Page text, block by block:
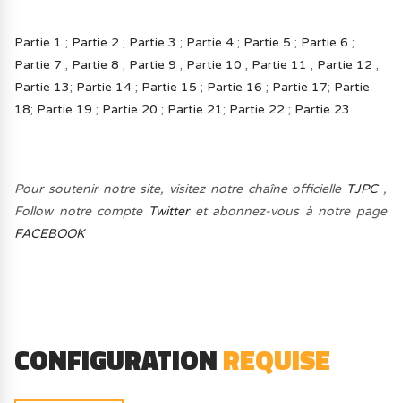
Partie 1 ; Partie 2 ; Partie 3 ; Partie 4 ; Partie 5 ; Partie 6 ;
Partie 7 ; Partie 8 ; Partie 9 ; Partie 10 ; Partie 11 ; Partie 12 ;
Partie 13; Partie 14 ; Partie 15 ; Partie 16 ; Partie 17; Partie
18; Partie 19 ; Partie 20 ; Partie 21; Partie 22 ; Partie 23
Pour soutenir notre site, visitez notre chaîne officielle TJPC,
Follow notre compte Twitteret abonnez-vous à notre page
FACEBOOK
CONFIGURATIONREQUISE